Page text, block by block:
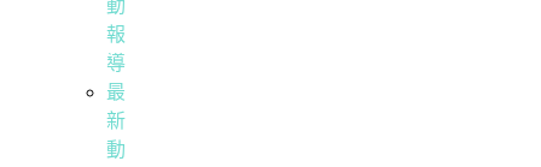
動
報
導
最
新
動